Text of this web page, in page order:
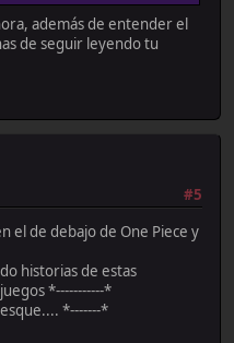
además de entender el
de seguir leyendo tu
#5
el de debajo de One Piece y
historias de estas
*-----------*
*-------*